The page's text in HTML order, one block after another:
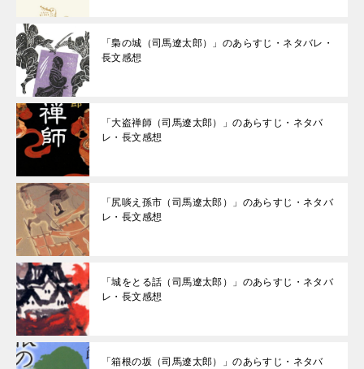
「梟の城（司馬遼太郎）」のあらすじ・ネタバレ・
長文感想
「大盗禅師（司馬遼太郎）」のあらすじ・ネタバ
レ・長文感想
「尻啖え孫市（司馬遼太郎）」のあらすじ・ネタバ
レ・長文感想
「城をとる話（司馬遼太郎）」のあらすじ・ネタバ
レ・長文感想
「箱根の坂（司馬遼太郎）」のあらすじ・ネタバ